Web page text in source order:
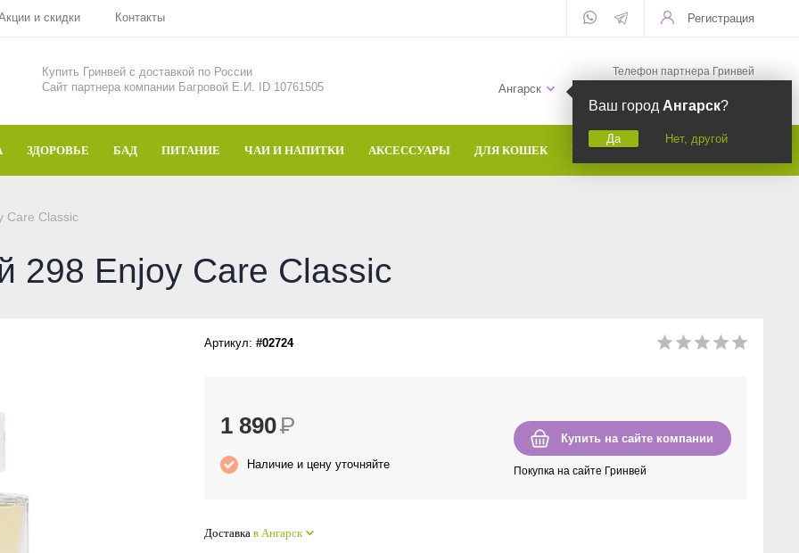
и скидки Контакты Регистрация
Купить Гринвей c доставкой по России
Сайт партнера компании Багровой Е.И. ID 10761505
Ангарск
Ваш город Ангарск?
Да Нет, другой
Телефон партнера Гринвей
ЗДОРОВЬЕ БАД ПИТАНИЕ ЧАИ И НАПИТКИ АКСЕССУАРЫ ДЛЯ КОШЕК БРЕНДЫ
Care Classic
298 Enjoy Care Classic
Артикул: #02724
Купить на сайте компании
Покупка на сайте Гринвей
1 890Р
Наличие и цену уточняйте
Доставка в Ангарск